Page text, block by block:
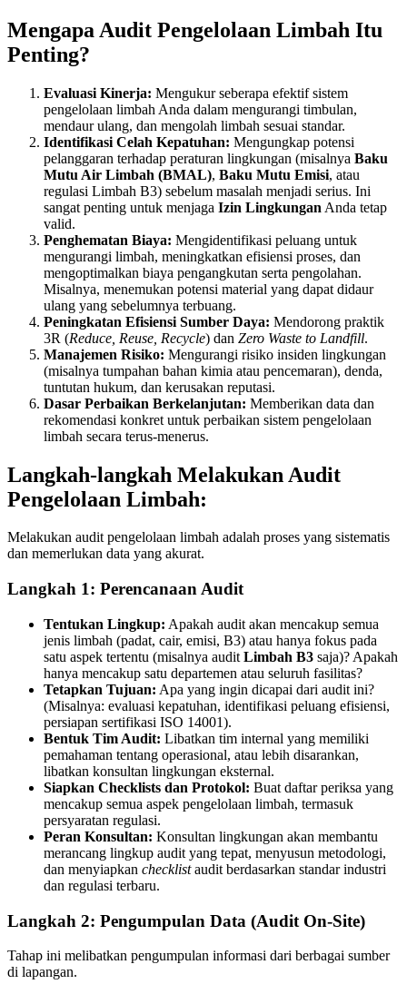
Mengapa Audit Pengelolaan Limbah Itu
Penting?
Evaluasi Kinerja: Mengukur seberapa efektif sistem
pengelolaan limbah Anda dalam mengurangi timbulan,
mendaur ulang, dan mengolah limbah sesuai standar.
Identifikasi Celah Kepatuhan: Mengungkap potensi
pelanggaran terhadap peraturan lingkungan (misalnya Baku
Mutu Air Limbah (BMAL), Baku Mutu Emisi, atau
regulasi Limbah B3) sebelum masalah menjadi serius. Ini
sangat penting untuk menjaga Izin Lingkungan Anda tetap
valid.
Penghematan Biaya: Mengidentifikasi peluang untuk
mengurangi limbah, meningkatkan efisiensi proses, dan
mengoptimalkan biaya pengangkutan serta pengolahan.
Misalnya, menemukan potensi material yang dapat didaur
ulang yang sebelumnya terbuang.
Peningkatan Efisiensi Sumber Daya: Mendorong praktik
3R (Reduce, Reuse, Recycle) dan Zero Waste to Landfill.
Manajemen Risiko: Mengurangi risiko insiden lingkungan
(misalnya tumpahan bahan kimia atau pencemaran), denda,
tuntutan hukum, dan kerusakan reputasi.
Dasar Perbaikan Berkelanjutan: Memberikan data dan
rekomendasi konkret untuk perbaikan sistem pengelolaan
limbah secara terus-menerus.
Langkah-langkah Melakukan Audit
Pengelolaan Limbah:
Melakukan audit pengelolaan limbah adalah proses yang sistematis
dan memerlukan data yang akurat.
Langkah 1: Perencanaan Audit
Tentukan Lingkup: Apakah audit akan mencakup semua
jenis limbah (padat, cair, emisi, B3) atau hanya fokus pada
satu aspek tertentu (misalnya audit Limbah B3 saja)? Apakah
hanya mencakup satu departemen atau seluruh fasilitas?
Tetapkan Tujuan: Apa yang ingin dicapai dari audit ini?
(Misalnya: evaluasi kepatuhan, identifikasi peluang efisiensi,
persiapan sertifikasi ISO 14001).
Bentuk Tim Audit: Libatkan tim internal yang memiliki
pemahaman tentang operasional, atau lebih disarankan,
libatkan konsultan lingkungan eksternal.
Siapkan Checklists dan Protokol: Buat daftar periksa yang
mencakup semua aspek pengelolaan limbah, termasuk
persyaratan regulasi.
Peran Konsultan: Konsultan lingkungan akan membantu
merancang lingkup audit yang tepat, menyusun metodologi,
dan menyiapkan checklistaudit berdasarkan standar industri
dan regulasi terbaru.
Langkah 2: Pengumpulan Data (Audit On-Site)
Tahap ini melibatkan pengumpulan informasi dari berbagai sumber
di lapangan.